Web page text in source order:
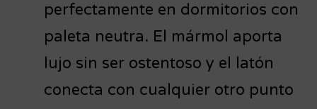
perfectamente en dormitorios con
paleta neutra. El mármol aporta
lujo sin ser ostentoso y el latón
conecta con cualquier otro punto